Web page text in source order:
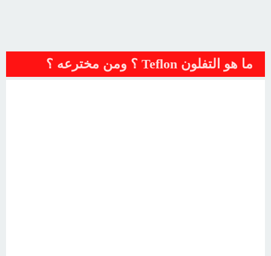
ما هو التفلون Teflon ؟ ومن مخترعه ؟